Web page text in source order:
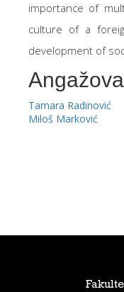
importance of
culture of a
development of
Tamara Radinović
Miloš Marković